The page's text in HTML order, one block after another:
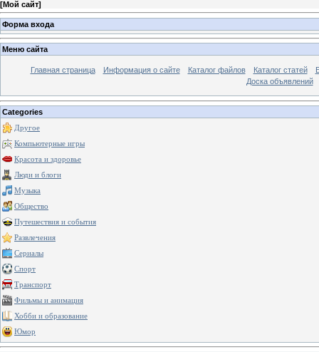
[Мой сайт]
Форма входа
Меню сайта
Главная страница Информация о сайте Каталог файлов Каталог статей
Доска объявлений
Categories
Другое
Компьютерные игры
Красота и здоровье
Люди и блоги
Музыка
Общество
Путешествия и события
Развлечения
Сериалы
Спорт
Транспорт
Фильмы и анимация
Хобби и образование
Юмор